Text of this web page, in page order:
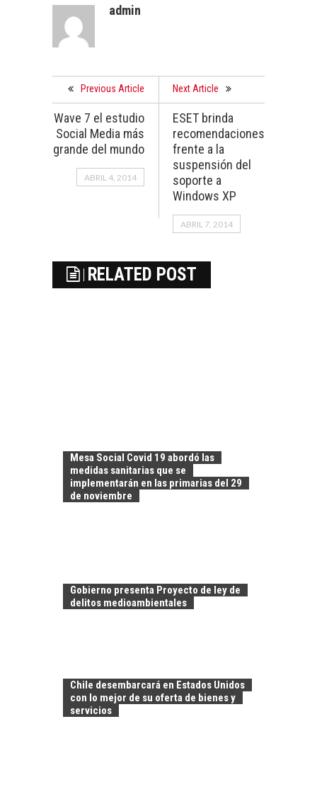
admin
Previous Article
Wave 7 el estudio
Social Media más
grande del mundo
ABRIL 4, 2014
Next Article
ESET brinda
recomendaciones
frente a la
suspensión del
soporte a
Windows XP
ABRIL 7, 2014
RELATED POST
Mesa Social Covid 19 abordó las
medidas sanitarias que se
implementarán en las primarias del 29
de noviembre
Gobierno presenta Proyecto de ley de
delitos medioambientales
Chile desembarcará en Estados Unidos
con lo mejor de su oferta de bienes y
servicios
ATACAMA:
OPORTUNIDADES